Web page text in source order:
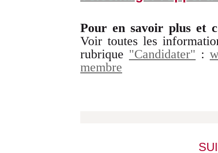
Pour en savoir plus et
Voir toutes les
rubrique "Candidater" :
membre